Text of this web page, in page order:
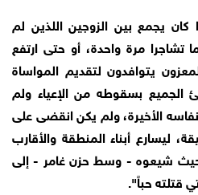
كان يجمع بين الزوجين اللذين لم
تشاجرا مرة واحدة، أو حتى ارتفع
يتوافدون لتقديم المواساة
الجميع بسقوطه من الإعياء ولم
الأخيرة، ولم يكن انقضى على
أكثر من 150 دقيقة، ليسارع أبناء المنطقة والأقارب
حيث شيعوه - وسط حزن غامر - إلى
قتلته حباً".